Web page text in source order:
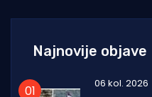
Najnovije objave
06 kol. 2026